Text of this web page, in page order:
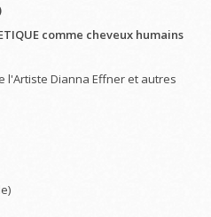
comme cheveux humains
l'Artiste Dianna Effner et autres